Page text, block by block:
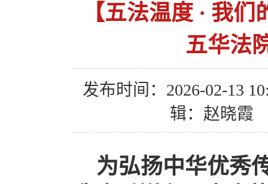
【五法温度 · 我
五华法
发布时间：2026-02-13
辑：赵晓霞
为弘扬中华优秀